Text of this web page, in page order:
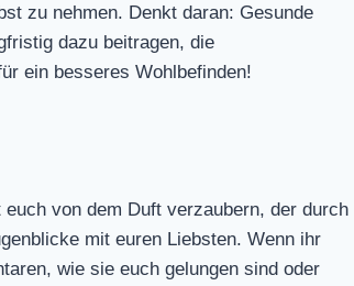
zu nehmen. Denkt daran: Gesunde
dazu beitragen, die
ein besseres Wohlbefinden!
von dem Duft verzaubern, der durch
mit euren Liebsten. Wenn ihr
wie sie euch gelungen sind oder